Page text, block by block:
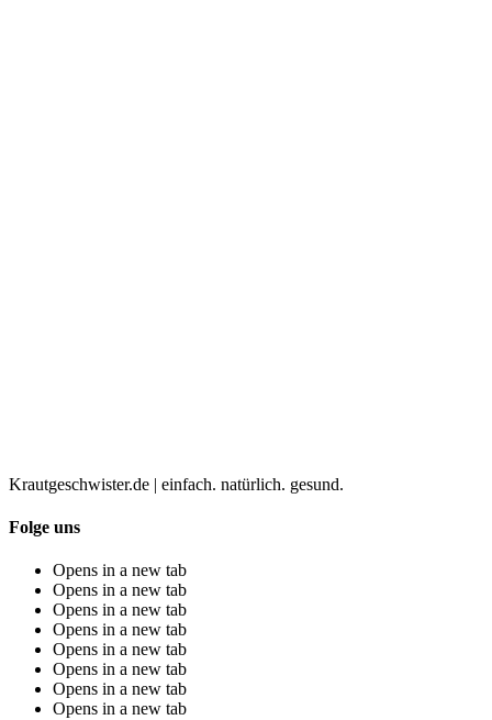
Krautgeschwister.de | einfach. natürlich. gesund.
Folge uns
Opens in a new tab
Opens in a new tab
Opens in a new tab
Opens in a new tab
Opens in a new tab
Opens in a new tab
Opens in a new tab
Opens in a new tab